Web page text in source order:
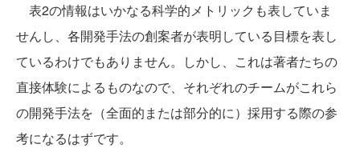
表2の情報はいかなる科学的メトリックも表していま
せんし、各開発手法の創案者が表明している目標を表し
ているわけでもありません。しかし、これは著者たちの
直接体験によるものなので、それぞれのチームがこれら
の開発手法を（全面的または部分的に）採用する際の参
考になるはずです。